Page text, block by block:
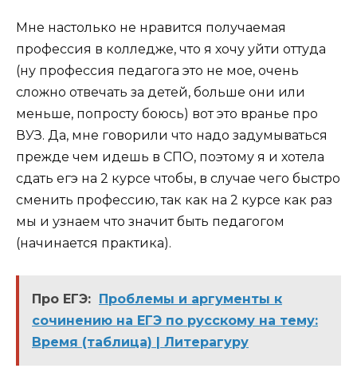
Мне настолько не нравится получаемая
профессия в колледже, что я хочу уйти оттуда
(ну профессия педагога это не мое, очень
сложно отвечать за детей, больше они или
меньше, попросту боюсь) вот это вранье про
ВУЗ. Да, мне говорили что надо задумываться
прежде чем идешь в СПО, поэтому я и хотела
сдать егэ на 2 курсе чтобы, в случае чего быстро
сменить профессию, так как на 2 курсе как раз
мы и узнаем что значит быть педагогом
(начинается практика).
Про ЕГЭ: Проблемы и аргументы к
сочинению на ЕГЭ по русскому на тему:
Время (таблица) | Литерагуру